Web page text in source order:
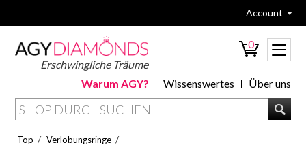
Account
Erschwingliche Träume
0
Über uns
Wissenswertes
Warum AGY?
Top / Verlobungsringe /